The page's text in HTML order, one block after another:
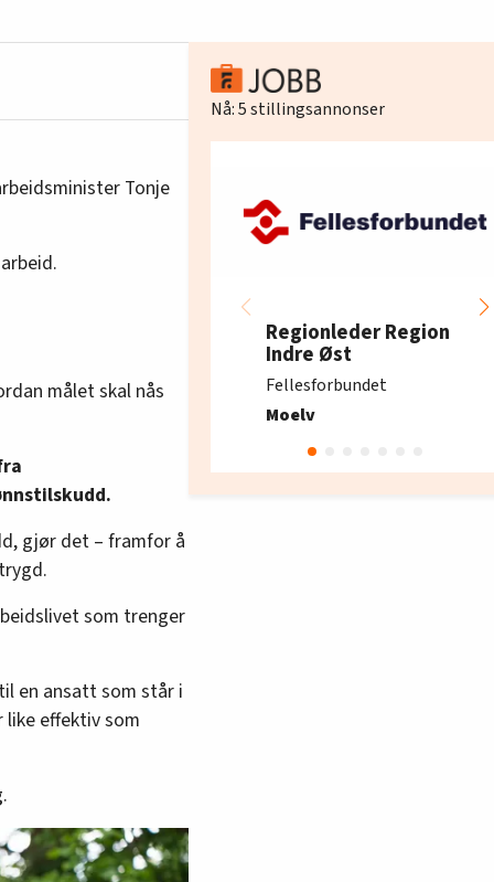
Tonje
målet skal nås
gjør det – framfor å
som trenger
en ansatt som står i
like effektiv som
.
Nå:5stillingsannonser
Regionleder Region
Indre Øst
Fellesforbundet
Moelv